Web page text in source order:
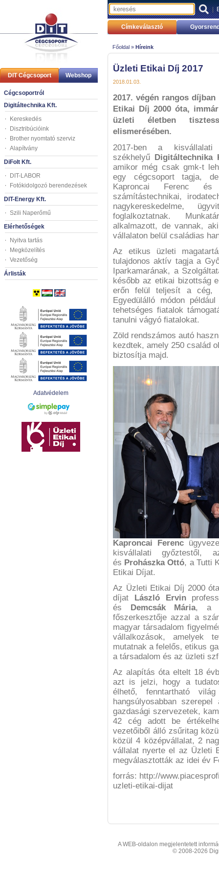
DIT Cégcsoport Webshop
Cégcsoportról
Digitáltechnika Kft.
Kereskedés
Disztribúcióink
Brother nyomtató szerviz
Alapítvány
DiFolt Kft.
DIT-LABOR
Fotókidolgozó berendezések
DIT-Energy Kft.
Szili Naperőmű
Elérhetőségek
Nyitva tartás
Megközelítés
Vezetőség
Árlisták
Adatvédelem
|
Címkeválasztó
Főoldal » Híreink
Üzleti Etikai Díj 2017
2018.01.03.
2017. végén rangos
Etikai Díj 2000 óta,
üzleti életben
elismerésében.
2017-ben a
székhelyű
Digitáltechnika
amikor még csak gmk-t
egy cégcsoport tagja,
Kaproncai Ferenc
számítástechnikai,
nagykereskedelme,
foglalkoztatnak.
alkalmazott, de vannak,
vállalaton belül családias
Az etikus üzleti
tulajdonos aktív tagja a
Iparkamarának, a
később az etikai bizottság
erőn felül teljesít a cég,
Egyedülálló módon
tehetséges fiatalok
tanulni vágyó fiatalokat.
Zöld rendszámos autó
kezdtek, amely 250 család
biztosítja majd.
Kaproncai Ferenc
kisvállalati győztestől,
és Prohászka Ottó, a Tutti
Etikai Díjat.
Az Üzleti Etikai Díj 2000
díjat László Ervin
és Demcsák Mária, a
főszerkesztője azzal a
magyar társadalom
vállalkozások, amelyek
mutatnak a felelős, etikus
a társadalom és az üzleti
Az alapítás óta eltelt 18
azt is jelzi, hogy a
élhető, fenntartható
hangsúlyosabban
gazdasági szervezetek,
42 cég adott be
vezetőiből álló zsűritag
közül 4 középvállalat, 2
vállalat nyerte el az Üzleti
megválasztották az idei év
forrás: http://
uzleti-etikai-dijat
A WEB-oldalon megjelentetett
© 2008-2026